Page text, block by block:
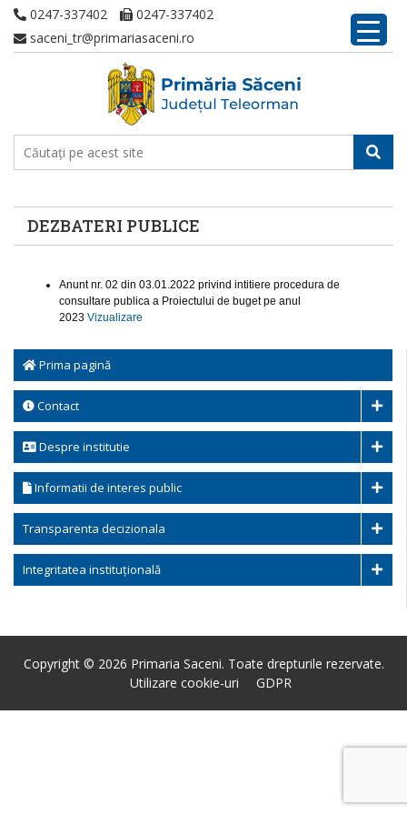
0247-337402
0247-337402
saceni_tr@primariasaceni.ro
DEZBATERI PUBLICE
Prima pagină
Contact
Despre institutie
Informatii de interes public
Transparenta decizionala
Integritatea instituțională
Anunt nr. 02 din 03.01.2022 privind intitiere procedura de
consultare publica a Proiectului de buget pe anul
2023 Vizualizare
Copyright © 2026 Primaria Saceni. Toate drepturile rezervate.
Utilizare cookie-uri
GDPR